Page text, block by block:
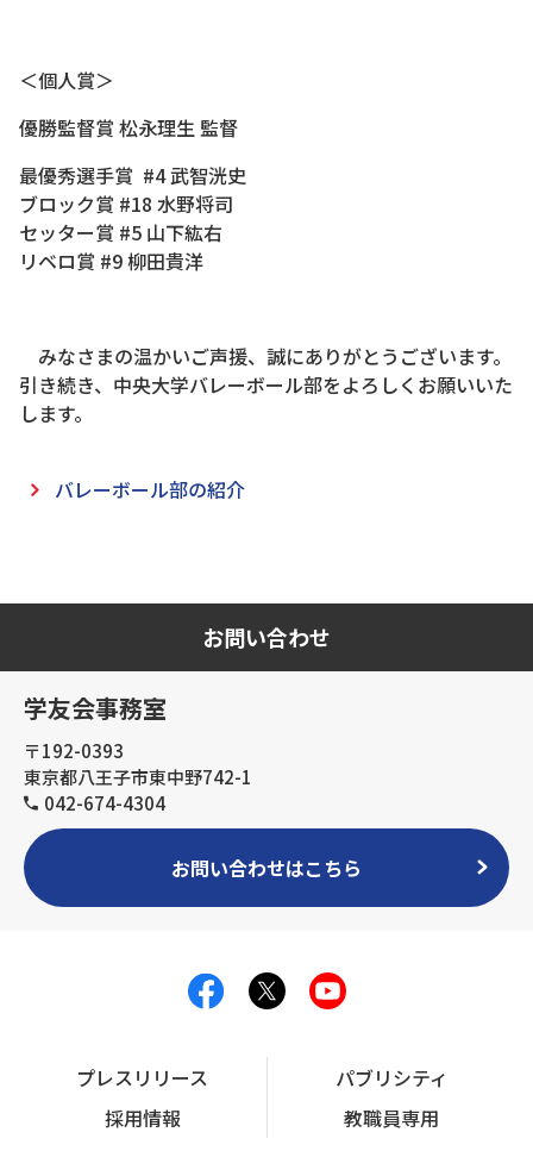
＜個人賞＞
優勝監督賞 松永理生 監督
最優秀選手賞 #4 武智洸史
ブロック賞 #18 水野将司
セッター賞 #5 山下紘右
リベロ賞 #9 柳田貴洋
みなさまの温かいご声援、誠にありがとうございます。
引き続き、中央大学バレーボール部をよろしくお願いいた
します。
バレーボール部の紹介
お問い合わせ
学友会事務室
〒192-0393
東京都八王子市東中野742-1
042-674-4304
お問い合わせはこちら
プレスリリース
パブリシティ
採用情報
教職員専用